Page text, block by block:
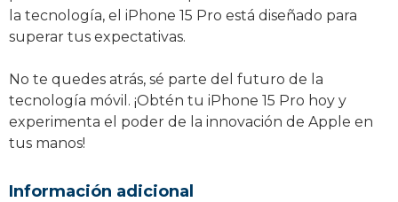
la tecnología, el iPhone 15 Pro está diseñado para
superar tus expectativas.
No te quedes atrás, sé parte del futuro de la
tecnología móvil. ¡Obtén tu iPhone 15 Pro hoy y
experimenta el poder de la innovación de Apple en
tus manos!
Información adicional